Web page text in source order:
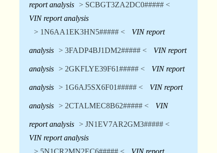
report analysis > SCBGT3ZA2DC0##### <
VIN report analysis
> 1N6AA1EK3HN5##### <
VIN report
analysis > 3FADP4BJ1DM2##### < VIN report
analysis > 2GKFLYE39F61##### < VIN report
analysis > 1G6AJ5SX6F01##### < VIN report
analysis > 2CTALMEC8B62##### < VIN
report analysis > JN1EV7AR2GM3##### <
VIN report analysis
> 5N1CR2MN2EC6##### <
VIN report